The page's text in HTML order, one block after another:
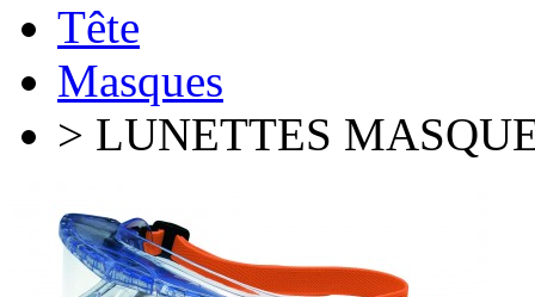
Tête
Masques
> LUNETTES